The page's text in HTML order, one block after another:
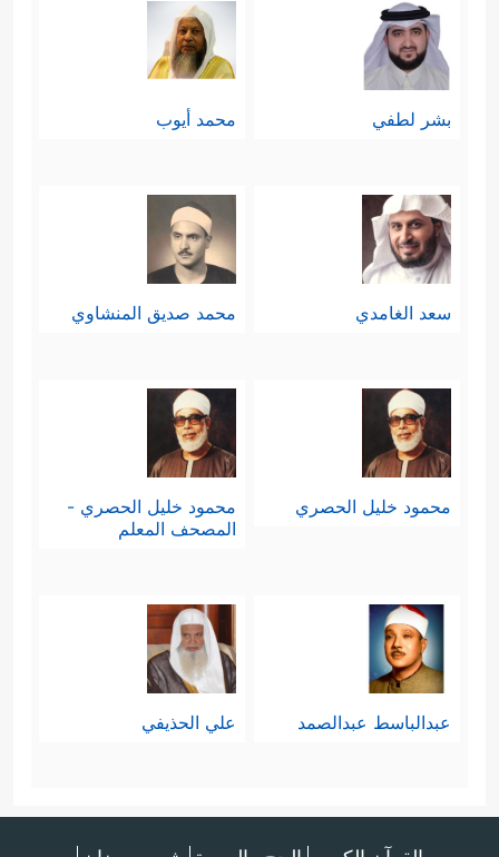
بشر لطفي محمد أيوب
سعد الغامدي محمد صديق المنشاوي
محمود خليل الحصري
محمود خليل الحصري -
المصحف المعلم
عبدالباسط عبدالصمد علي الحذيفي